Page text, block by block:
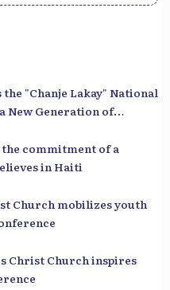
"Chanje Lakay" National
New Generation of
commitment of a
in Haiti
Church mobilizes youth
Christ Church inspires